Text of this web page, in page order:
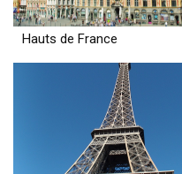
Hauts de France